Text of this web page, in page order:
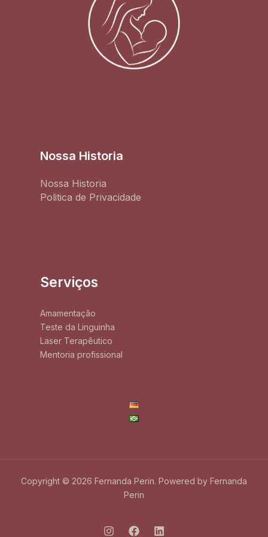
Nossa Historia
Nossa Historia
Politica de Privacidade
Serviços
Amamentação
Teste da Linguinha
Laser Terapêutico
Mentoria profissional
Copyright © 2026 Fernanda Perin. Powered by Fernanda
Perin